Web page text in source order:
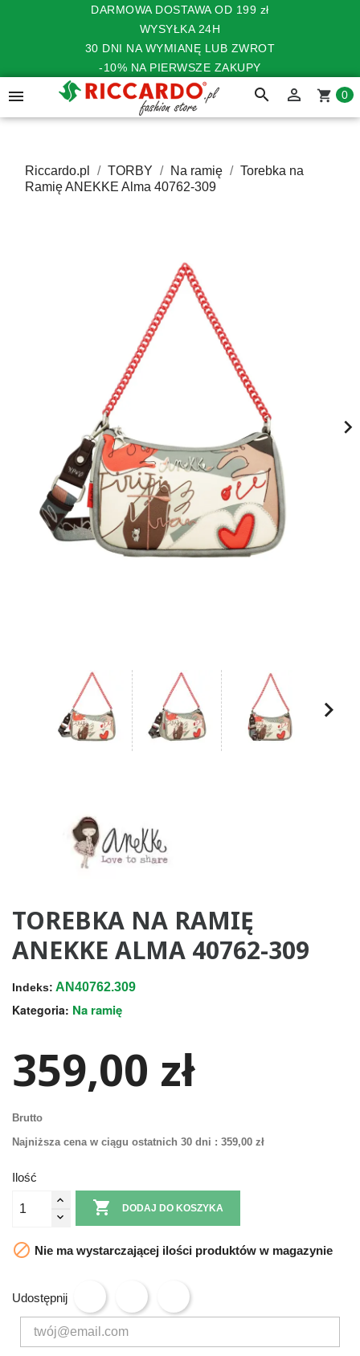
DARMOWA DOSTAWA OD 199 zł
WYSYŁKA 24H
30 DNI NA WYMIANĘ LUB ZWROT
-10% NA PIERWSZE ZAKUPY
 search  shopping_cart 0
Riccardo.pl TORBY Na ramię
Torebka na
Ramię ANEKKE Alma 40762-309

TOREBKA NA RAMIĘ
ANEKKE ALMA 40762-309
Indeks: AN40762.309
Kategoria: Na ramię
359,00 zł
Brutto
Najniższa cena w ciągu ostatnich 30 dni : 359,00 zł
Ilość
 DODAJ DO KOSZYKA
 Nie ma wystarczającej ilości produktów w magazynie
Udostępnij